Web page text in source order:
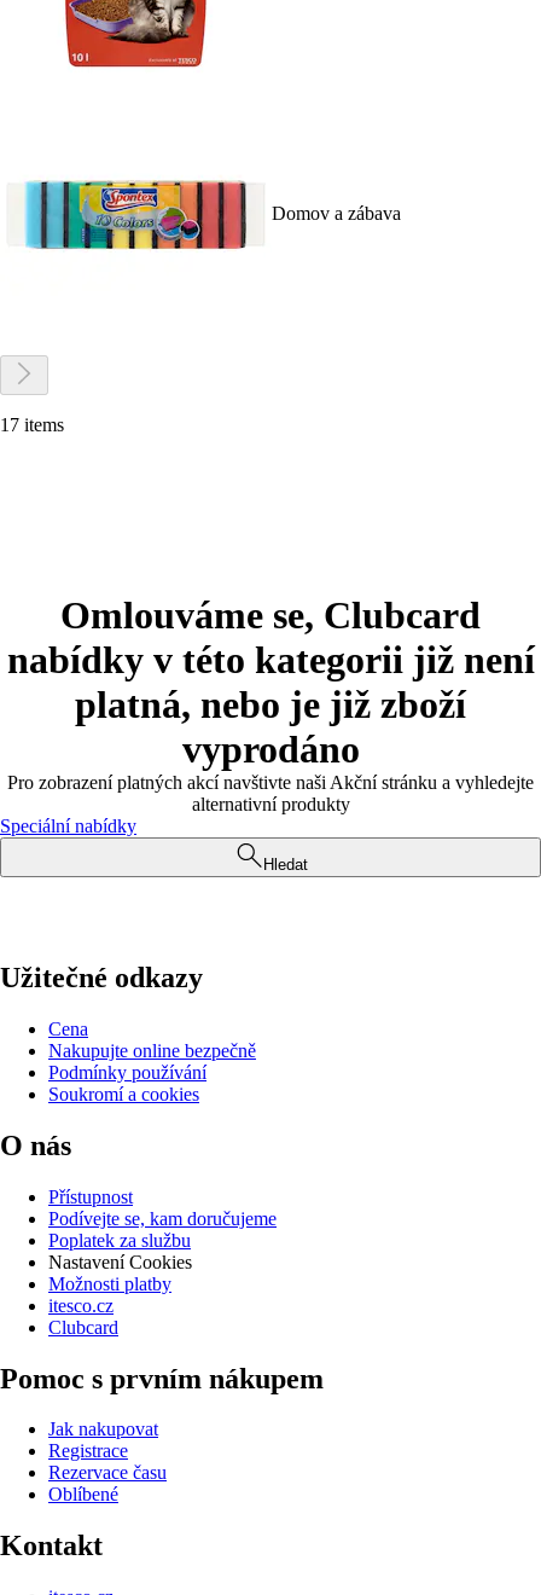
Domov a zábava
17 items
Omlouváme se, Clubcard
nabídky v této kategorii již není
platná, nebo je již zboží
vyprodáno
Pro zobrazení platných akcí navštivte naši Akční stránku a vyhledejte
alternativní produkty
Speciální nabídky
Hledat
Užitečné odkazy
Cena
Nakupujte online bezpečně
Podmínky používání
Soukromí a cookies
O nás
Přístupnost
Podívejte se, kam doručujeme
Poplatek za službu
Nastavení Cookies
Možnosti platby
itesco.cz
Clubcard
Pomoc s prvním nákupem
Jak nakupovat
Registrace
Rezervace času
Oblíbené
Kontakt